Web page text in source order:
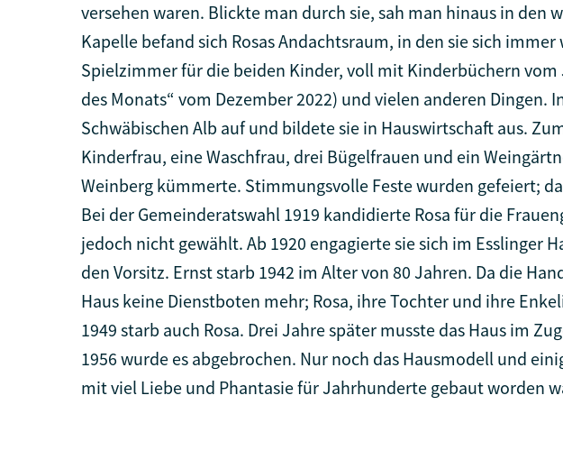
versehen waren. Blickte man durch sie, sah man hinaus in
Kapelle befand sich Rosas Andachtsraum, in den sie sich
Spielzimmer für die beiden Kinder, voll mit Kinderbüchern
des Monats“ vom Dezember 2022) und vielen anderen Dingen.
Schwäbischen Alb auf und bildete sie in Hauswirtschaft aus.
Kinderfrau, eine Waschfrau, drei Bügelfrauen und ein
Weinberg kümmerte. Stimmungsvolle Feste wurden gefeiert;
Bei der Gemeinderatswahl 1919 kandidierte Rosa für die
jedoch nicht gewählt. Ab 1920 engagierte sie sich im Esslinger
den Vorsitz. Ernst starb 1942 im Alter von 80 Jahren. Da die
Haus keine Dienstboten mehr; Rosa, ihre Tochter und ihre
1949 starb auch Rosa. Drei Jahre später musste das Haus im
1956 wurde es abgebrochen. Nur noch das Hausmodell und
mit viel Liebe und Phantasie für Jahrhunderte gebaut worden